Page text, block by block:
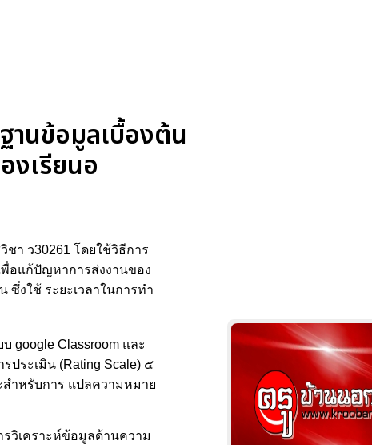
านข้อมูลเบื้องต้น
งเรียนอ
ชา ว30261 โดยใช้วิธีการ
พื่อแก้ปัญหาการส่งงานของ
งใช้ ระยะเวลาในการทํา
google Classroom และ
ประเมิน (Rating Scale) ๕
าหรับการ แปลความหมาย
รวิเคราะห์ข้อมูลด้านความ